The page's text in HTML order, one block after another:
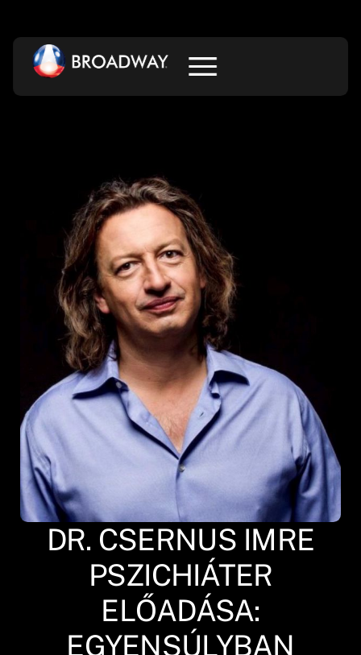
DR. CSERNUS IMRE
PSZICHIÁTER
ELŐADÁSA:
EGYENSÚLYBAN